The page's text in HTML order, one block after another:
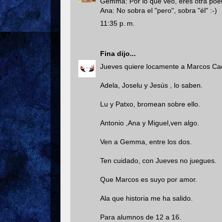
Ana: No sobra el "pero", sobra "él" :-)
11:35 p. m.
Fina dijo...
Jueves quiere locamente a Marcos
Adela, Joselu y Jesús , lo saben.
Lu y Patxo, bromean sobre ello.
Antonio ,Ana y Miguel,ven algo.
Ven a Gemma, entre los dos.
Ten cuidado, con Jueves no juegues.
Que Marcos es suyo por amor.
Ala que historia me ha salido.
Para alumnos de 12 a 16.